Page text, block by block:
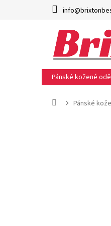
Pánské kožené
DomůPánské